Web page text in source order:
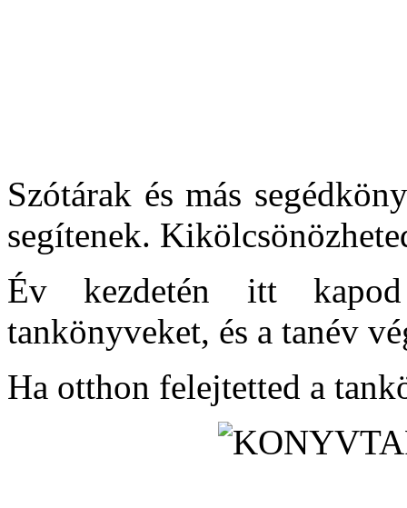
Szótárak és más
segítenek.
Év kezdetén itt
tankönyveket, és a tanév
Ha otthon felejtetted a